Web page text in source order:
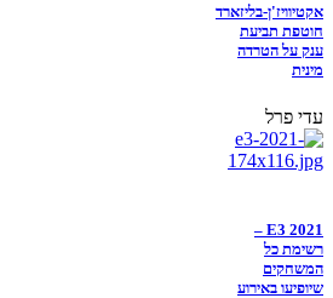
אקטיוויז'ן-בליזארד
חוטפת תביעת
ענק על הטרדה
מינית
עדי פרל
E3 2021 –
רשימת כל
המשחקים
שיופיעו באירוע